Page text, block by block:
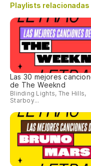
Playlists relacionadas
Las 30 mejores
de The Weeknd
Blinding Lights, The Hills,
Starboy...